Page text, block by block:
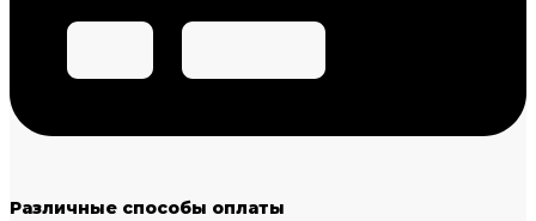
Различные способы оплаты